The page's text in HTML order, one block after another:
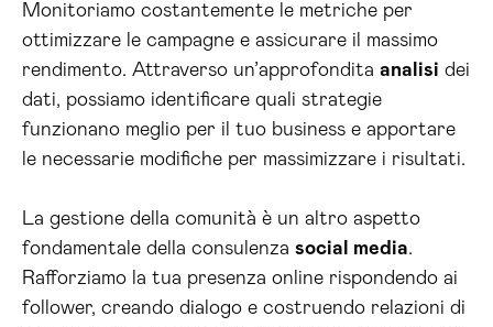
Monitoriamo costantemente le metriche per
ottimizzare le campagne e assicurare il massimo
rendimento. Attraverso un’approfondita analisi dei
dati, possiamo identificare quali strategie
funzionano meglio per il tuo business e apportare
le necessarie modifiche per massimizzare i risultati.
La gestione della comunità è un altro aspetto
fondamentale della consulenza social media.
Rafforziamo la tua presenza online rispondendo ai
follower, creando dialogo e costruendo relazioni di